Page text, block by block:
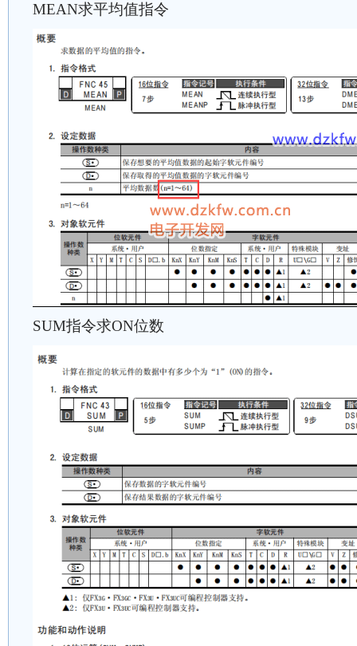
MEAN求平均值指令
SUM指令求ON位数